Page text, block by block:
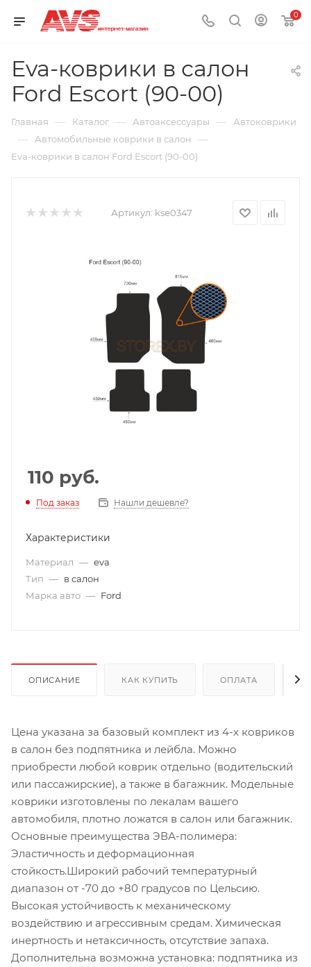
0
Eva-коврики в салон
Ford Escort (90-00)
Главная — Каталог — Автоаксессуары — Автоковрики
— Автомобильные коврики в салон —
Eva-коврики в салон Ford Escort (90-00)
Артикул: kse0347
110 руб.
Под заказ Нашли дешевле?
Характеристики
Материал — eva
Тип — в салон
Марка авто — Ford
ОПИСАНИЕ КАК КУПИТЬ ОПЛАТА
Цена указана за базовый комплект из 4-х ковриков
в салон без подпятника и лейбла. Можно
приобрести любой коврик отдельно (водительский
или пассажирские), а также в багажник. Модельные
коврики изготовлены по лекалам вашего
автомобиля, плотно ложатся в салон или багажник.
Основные преимущества ЭВА-полимера:
Эластичность и деформационная
стойкость.Широкий рабочий температурный
диапазон от -70 до +80 градусов по Цельсию.
Высокая устойчивость к механическому
воздействию и агрессивным средам. Химическая
инертность и нетаксичность, отсутствие запаха.
Дополнительна возможна установка: подпятника из